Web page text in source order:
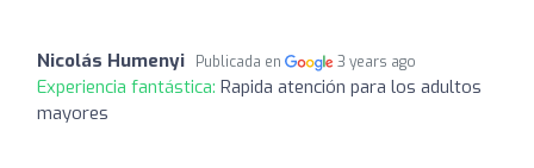
Nicolás Humenyi Publicada en 3 years ago
Experiencia fantástica: Rapida atención para los adultos
mayores